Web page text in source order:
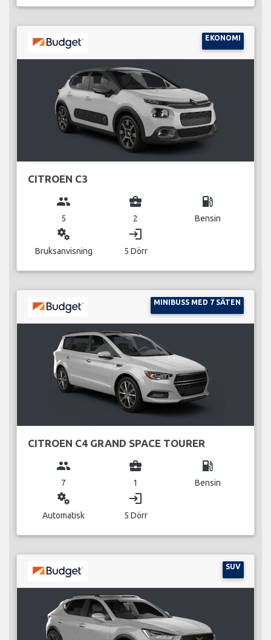
EKONOMI
CITROEN C3
group
5
business_center
2
local_gas_station
Bensin
miscellaneous_services
Bruksanvisning
login
5 Dörr
MINIBUSS MED 7 SÄTEN
CITROEN C4 GRAND SPACE TOURER
group
7
business_center
1
local_gas_station
Bensin
miscellaneous_services
Automatisk
login
5 Dörr
SUV